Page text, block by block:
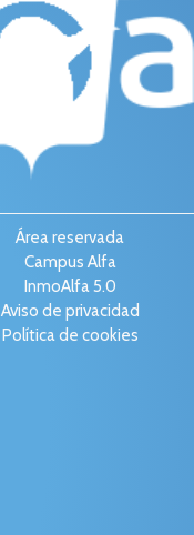
Área reservada
Campus Alfa
InmoAlfa 5.0
Aviso de privacidad
Política de cookies